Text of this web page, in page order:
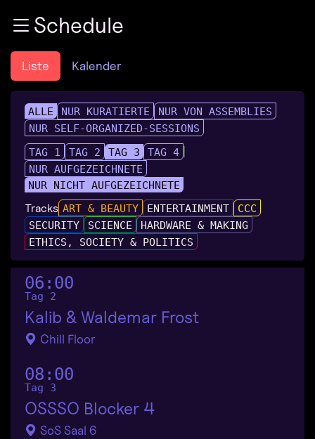
Zum InhaltSchedule
Liste Kalender
ALLE NUR KURATIERTE
NUR VON ASSEMBLIES
NUR SELF-ORGANIZED-SESSIONS
TAG 1
TAG 2 TAG 3
TAG 4
NUR AUFGEZEICHNETE
NUR NICHT AUFGEZEICHNETE
Tracks ART & BEAUTY ENTERTAINMENT
CCC
SECURITY
SCIENCE
HARDWARE & MAKING
ETHICS, SOCIETY & POLITICS
06:00
Tag 2
Kalib & Waldemar Frost
Chill Floor
08:00
Tag 3
OSSSO Blocker 4
SoS Saal 6